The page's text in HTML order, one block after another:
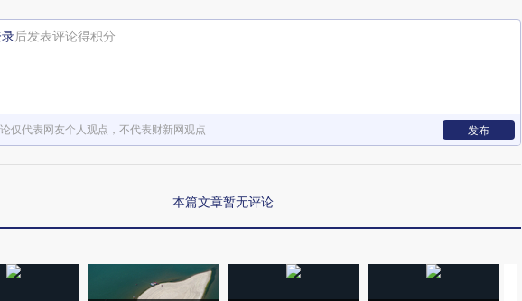
后发表评论得积分
仅代表网友个人观点，不代表财新网观点 发布
本篇文章暂无评论